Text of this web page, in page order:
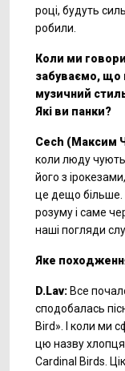
році, будуть
робили.
Коли ми
забуваємо, що
музичний
Які ви панки?
Cech (Максим
коли люду чують
його з
це дещо більше.
розуму і саме
наші погляди
Яке
D.Lav: Все
сподобалась
Bird». І коли ми
цю назву
Cardinal Birds.